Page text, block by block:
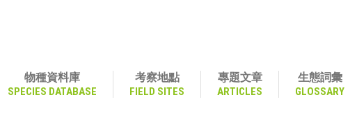
物種資料庫
SPECIES DATABASE
考察地點
FIELD SITES
專題文章
ARTICLES
生態詞彙
GLOSSARY